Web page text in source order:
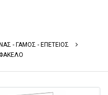
- ΓΑΜΟΣ - ΕΠΕΤΕΙΟΣ